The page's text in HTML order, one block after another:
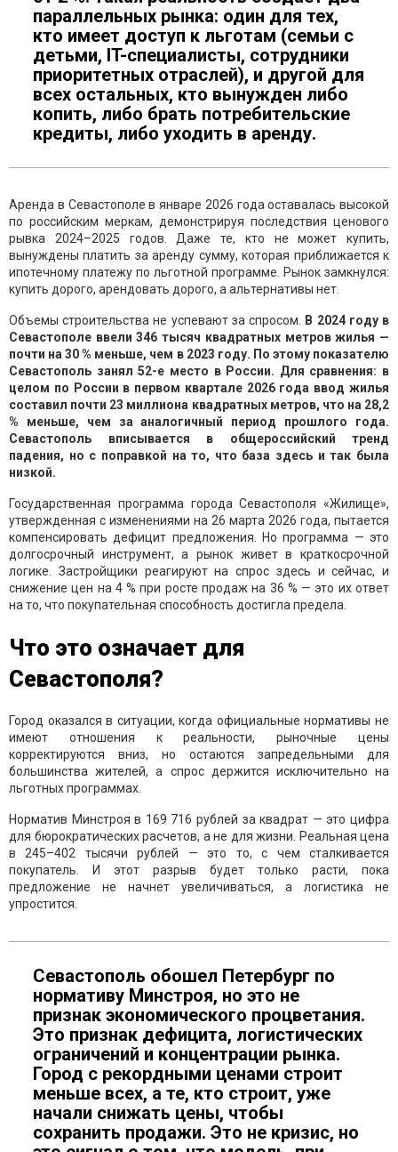
параллельных рынка: один для тех,
кто имеет доступ к льготам (семьи с
детьми, IT-специалисты, сотрудники
приоритетных отраслей), и другой для
всех остальных, кто вынужден либо
копить, либо брать потребительские
кредиты, либо уходить в аренду.
Аренда в Севастополе в январе 2026 года оставалась высокой
по российским меркам, демонстрируя последствия ценового
рывка 2024–2025 годов. Даже те, кто не может купить,
вынуждены платить за аренду сумму, которая приближается к
ипотечному платежу по льготной программе. Рынок замкнулся:
купить дорого, арендовать дорого, а альтернативы нет.
Объемы строительства не успевают за спросом.
В 2024 году в
Севастополе ввели 346 тысяч квадратных метров жилья —
почти на 30 % меньше, чем в 2023 году. По этому показателю
Севастополь занял 52-е место в России. Для сравнения: в
целом по России в первом квартале 2026 года ввод жилья
составил почти 23 миллиона квадратных метров, что на 28,2
% меньше, чем за аналогичный период прошлого года.
Севастополь вписывается в общероссийский тренд
падения, но с поправкой на то, что база здесь и так была
низкой.
Государственная программа города Севастополя «Жилище»,
утвержденная с изменениями на 26 марта 2026 года, пытается
компенсировать дефицит предложения. Но программа — это
долгосрочный инструмент, а рынок живет в краткосрочной
логике. Застройщики реагируют на спрос здесь и сейчас, и
снижение цен на 4 % при росте продаж на 36 % — это их ответ
на то, что покупательная способность достигла предела.
Что это означает для
Севастополя?
Город оказался в ситуации, когда официальные нормативы не
имеют отношения к реальности, рыночные цены
корректируются вниз, но остаются запредельными для
большинства жителей, а спрос держится исключительно на
льготных программах.
Норматив Минстроя в 169 716 рублей за квадрат — это цифра
для бюрократических расчетов, а не для жизни. Реальная цена
в 245–402 тысячи рублей — это то, с чем сталкивается
покупатель. И этот разрыв будет только расти, пока
предложение не начнет увеличиваться, а логистика не
упростится.
Севастополь обошел Петербург по
нормативу Минстроя, но это не
признак экономического процветания.
Это признак дефицита, логистических
ограничений и концентрации рынка.
Город с рекордными ценами строит
меньше всех, а те, кто строит, уже
начали снижать цены, чтобы
сохранить продажи. Это не кризис, но